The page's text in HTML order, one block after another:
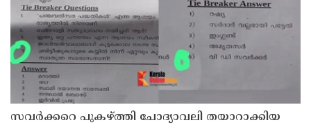
സവര്‍ക്കറെ പുകഴ്ത്തി ചോദ്യാവലി തയാറാക്കിയ